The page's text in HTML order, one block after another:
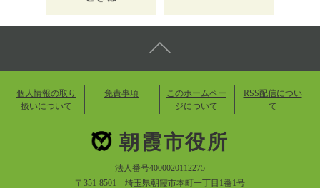
個人情報の取り
扱いについて
免責事項
このホームペー
ジについて
RSS配信につい
て
朝霞市役所
法人番号4000020112275
〒351-8501 埼玉県朝霞市本町一丁目1番1号